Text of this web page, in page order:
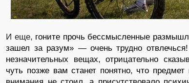
И еще, гоните прочь бессмысленные
зашел за разум» — очень трудно
незначительных вещах, отрицательно
чуть позже вам станет понятно, что